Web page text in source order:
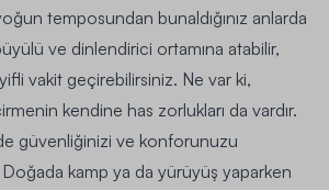
temposundan bunaldığınız anlarda
ve dinlendirici ortamına atabilir,
vakit geçirebilirsiniz. Ne var ki,
kendine has zorlukları da vardır.
güvenliğinizi ve konforunuzu
Doğada kamp ya da yürüyüş yaparken